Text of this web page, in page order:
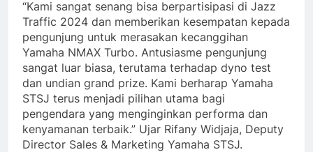
“Kami sangat senang bisa berpartisipasi di Jazz
Traffic 2024 dan memberikan kesempatan kepada
pengunjung untuk merasakan kecanggihan
Yamaha NMAX Turbo. Antusiasme pengunjung
sangat luar biasa, terutama terhadap dyno test
dan undian grand prize. Kami berharap Yamaha
STSJ terus menjadi pilihan utama bagi
pengendara yang menginginkan performa dan
kenyamanan terbaik.” Ujar Rifany Widjaja, Deputy
Director Sales & Marketing Yamaha STSJ.